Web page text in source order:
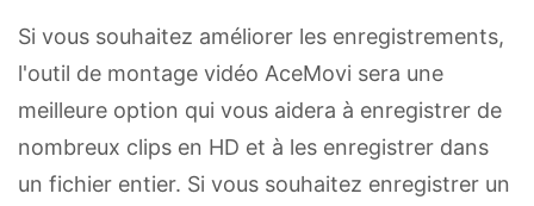
Si vous souhaitez améliorer les enregistrements,
l'outil de montage vidéo AceMovi sera une
meilleure option qui vous aidera à enregistrer de
nombreux clips en HD et à les enregistrer dans
un fichier entier. Si vous souhaitez enregistrer un